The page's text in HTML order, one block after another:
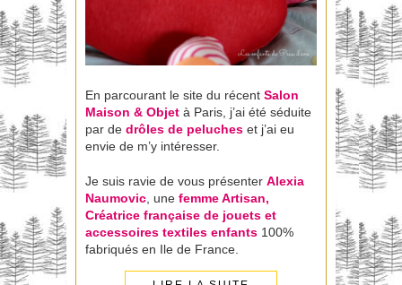
En parcourant le site du récent Salon
Maison & Objet à Paris, j’ai été séduite
par de drôles de peluches et j’ai eu
envie de m’y intéresser.
Je suis ravie de vous présenter Alexia
Naumovic , une femme Artisan,
Créatrice française de jouets et
accessoires textiles enfants 100%
fabriqués en Ile de France.